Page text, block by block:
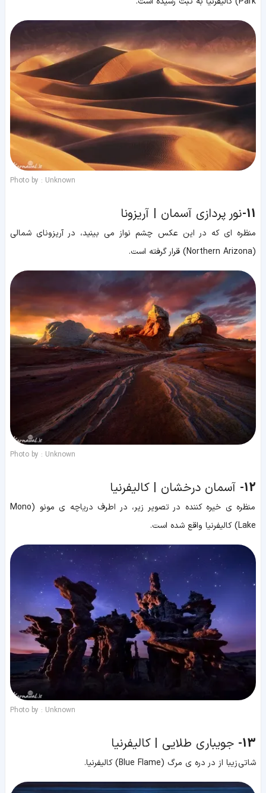
Photo by : Unknown
11- نور پردازی آسمان | آریزونا
منظره ای که در این عکس چشم نواز می بینید، در آریزونای شمالی
(Northern Arizona) قرار گرفته است.
Photo by : Unknown
12- آسمان درخشان | کالیفرنیا
منظره ی خیره کننده در تصویر زیر، در اطرف دریاچه ی مونو (Mono
Lake) کالیفرنیا واقع شده است.
Photo by : Unknown
13- جویباری طلایی | کالیفرنیا
شاتی زیبا از در دره ی مرگ (Blue Flame) کالیفرنیا.